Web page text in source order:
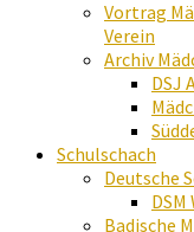
Vortrag
Verein
Archiv
DSJ
Schulschach
Deutsche
DSM
Badische